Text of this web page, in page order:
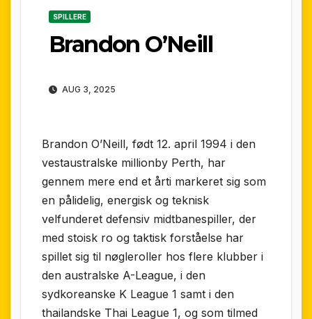
SPILLERE
Brandon O’Neill
AUG 3, 2025
Brandon O’Neill, født 12. april 1994 i den
vest­australske millionby Perth, har
gennem mere end et årti markeret sig som
en pålidelig, energisk og teknisk
velfunderet defensiv midtbanespiller, der
med stoisk ro og taktisk forståelse har
spillet sig til nøgleroller hos flere klubber i
den australske A-League, i den
sydkoreanske K League 1 samt i den
thailandske Thai League 1, og som tilmed